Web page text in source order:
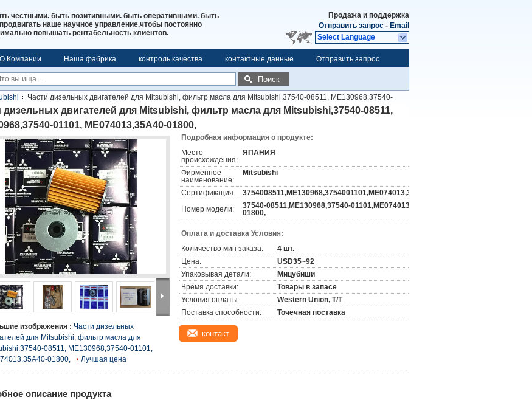
честными. быть позитивными. быть оперативными. быть
наше научное управление,чтобы постоянно
повышать рентабельность клиентов.
Продажа и поддержка
Отправить запрос - Email
Select Language
О Компании Наша фабрика контроль качества контактные данные Отправить запрос
Поиск
Части дизельных двигателей для Mitsubishi, фильтр масла для Mitsubishi,37540-08511, ME130968,37540-
дизельных двигателей для Mitsubishi, фильтр масла для Mitsubishi,37540-08511,
01101, ME074013,35A40-01800,
изображения : Части дизельных
для Mitsubishi, фильтр масла для
08511, ME130968,37540-01101,
01800,
Лучшая цена
Подробная информация о продукте:
Место
происхождения:
ЯПАНИЯ
Фирменное
наименование:
Mitsubishi
Сертификация:
3754008511,ME130968,3754001101,ME074013,35A4001800,
Номер модели:
37540-08511,ME130968,37540-01101,ME074013,35A40-
01800,
Оплата и доставка Условия:
Количество мин заказа:
4 шт.
Цена:
USD35~92
Упаковывая детали:
Мицубиши
Время доставки:
Товары в запасе
Условия оплаты:
Western Union, T/T
Поставка способности:
Точечная поставка
контакт
описание продукта